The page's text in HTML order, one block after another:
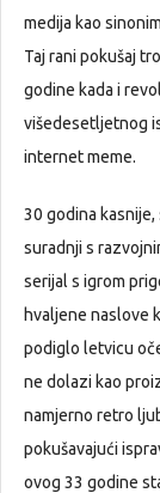
medija kao
Taj rani pokušaj
godine kada i
višedesetljetnog
internet meme.
30 godina
suradnji s
serijal s igrom
hvaljene naslove
podiglo letvicu
ne dolazi kao
namjerno retro
pokušavajući
ovog 33 godine